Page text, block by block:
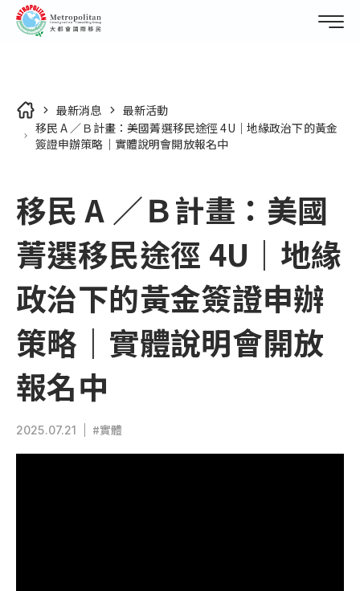
移民國家
第二國護照
外僑學校
美國
加拿大
巴拿馬
格瑞那達
聖露西亞
聖基茨與尼維斯
關於我們
您的代辦首選
關於大都會
企業專訪
加入大都會
移居研究室
所有移居研究室列表
美國概述
加拿大概述
巴拿馬概述
聖露西亞概述
最新消息
最新消息
最新活動
移民專題
移民辦理觀念
長居輕移民專區
聯繫我們
最新消息
最新活動
移民 A ／Ｂ計畫：美國菁選移民途徑 4U｜地緣政治下的黃金
簽證申辦策略｜實體說明會開放報名中
移民 A ／Ｂ計畫：美國
菁選移民途徑 4U｜地緣
政治下的黃金簽證申辦
策略｜實體說明會開放
報名中
2025.07.21 #實體